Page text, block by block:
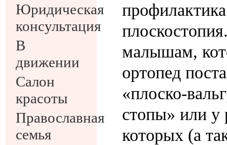
Юридическая
консультация
В
движении
Салон
красоты
Православная
семья
профилактика
малышам,
ортопед
«плоско-
стопы» или у
которых (а